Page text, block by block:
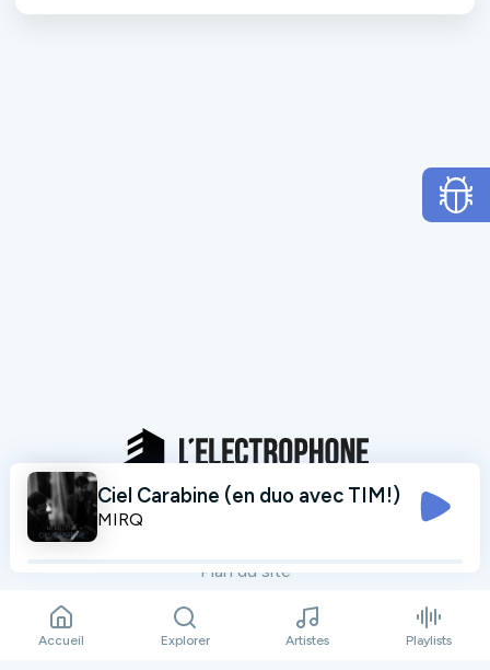
Plan du site
Ciel Carabine (en duo avec TIM!)
MIRQ
Accueil Explorer Artistes Playlists